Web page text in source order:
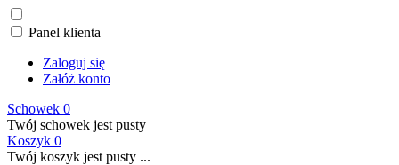
Panel klienta
Zaloguj się
Załóż konto
Schowek 0
Twój schowek jest pusty
Koszyk 0
Twój koszyk jest pusty ...